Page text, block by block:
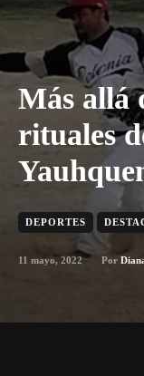
Más allá
rituales
DEPORTES
11 mayo, 2022 Por